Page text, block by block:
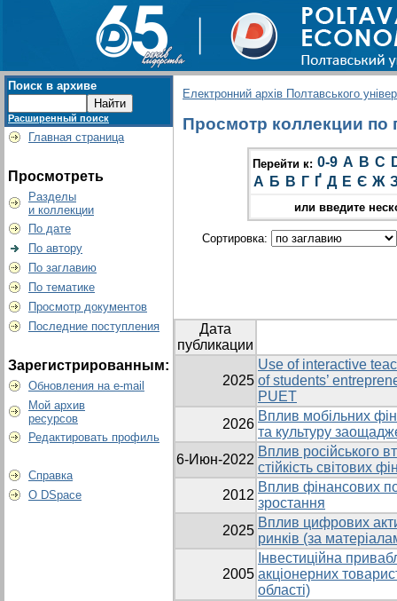
Поиск в архиве
Расширенный поиск
Главная страница
Просмотреть
Разделы
и коллекции
По дате
По автору
По заглавию
По тематике
Просмотр документов
Последние поступления
Зарегистрированным:
Обновления на e-mail
Мой архив
ресурсов
Редактировать профиль
Справка
О DSpace
Електронний архів Полтавського
Просмотр коллекции по
Перейти к: 0-9 A B C
А Б В Г Ґ Д Е Є Ж
или введите
Сортировка:
Дата
публикации
2025
Use of interactive
of students’
PUET
2026
Вплив мобільних
та культуру
6-Июн-2022
Вплив російського
стійкість світових
2012
Вплив фінансових
зростання
2025
Вплив цифрових
ринків (за
2005
Інвестиційна
акціонерних
області)